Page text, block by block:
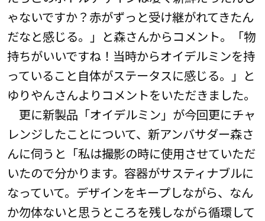
ゃないですか？赤がずっと受け継がれてきたん
だなと感じる。」と森さんからコメント。「物
持ちがいいですね！当時からオイデルミンを持
っていること自体がステータスに感じる。」と
ゆりやんさんよりコメントをいただきました。
更に新製品「オイデルミン」が今回更にチャ
レンジしたことについて、新アンバサダー森さ
んに伺うと「私は撮影の時に使用させていただ
いたので分かります。容器がサスティナブルに
なっていて。デザインをキープしながら、なん
か勿体ないと思うところを残しながら循環して